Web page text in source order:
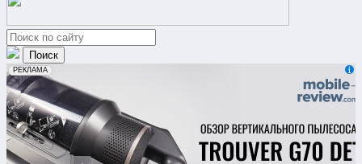
erid: 2VfnxxmNzs5
РЕКЛАМА